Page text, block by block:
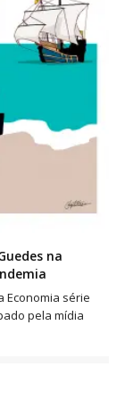
na
Economia série
pela mídia